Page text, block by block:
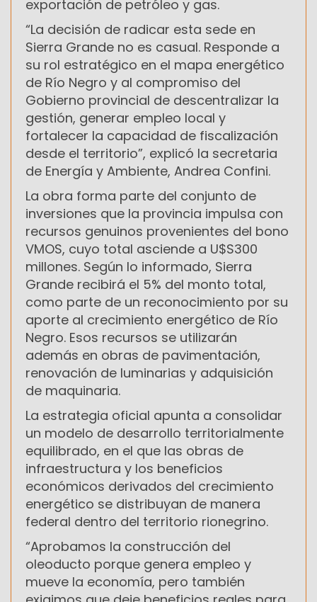
exportación de petróleo y gas.
“La decisión de radicar esta sede en
Sierra Grande no es casual. Responde a
su rol estratégico en el mapa energético
de Río Negro y al compromiso del
Gobierno provincial de descentralizar la
gestión, generar empleo local y
fortalecer la capacidad de fiscalización
desde el territorio”, explicó la secretaria
de Energía y Ambiente, Andrea Confini.
La obra forma parte del conjunto de
inversiones que la provincia impulsa con
recursos genuinos provenientes del bono
VMOS, cuyo total asciende a U$S300
millones. Según lo informado, Sierra
Grande recibirá el 5% del monto total,
como parte de un reconocimiento por su
aporte al crecimiento energético de Río
Negro. Esos recursos se utilizarán
además en obras de pavimentación,
renovación de luminarias y adquisición
de maquinaria.
La estrategia oficial apunta a consolidar
un modelo de desarrollo territorialmente
equilibrado, en el que las obras de
infraestructura y los beneficios
económicos derivados del crecimiento
energético se distribuyan de manera
federal dentro del territorio rionegrino.
“Aprobamos la construcción del
oleoducto porque genera empleo y
mueve la economía, pero también